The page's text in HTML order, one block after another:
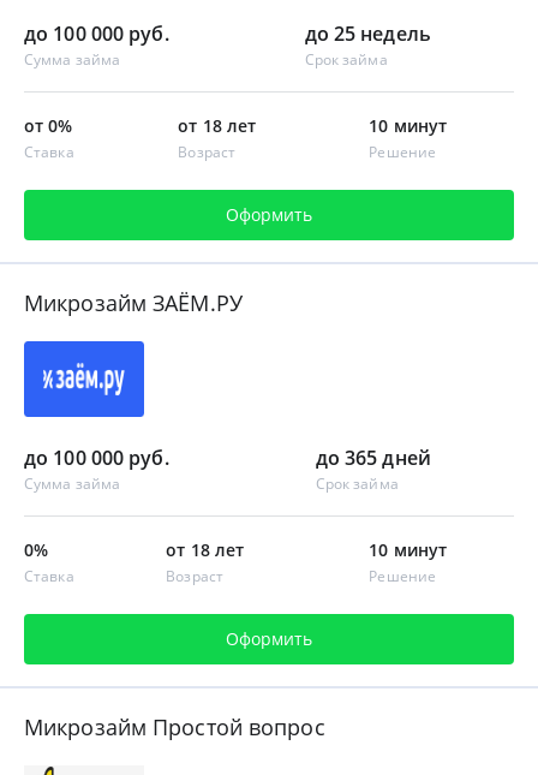
до 100 000 руб.
Сумма займа
до 25 недель
Срок займа
от 0%
Ставка
от 18 лет
Возраст
10 минут
Решение
Оформить
Микрозайм ЗАЁМ.РУ
до 100 000 руб.
Сумма займа
до 365 дней
Срок займа
0%
Ставка
от 18 лет
Возраст
10 минут
Решение
Оформить
Микрозайм Простой вопрос